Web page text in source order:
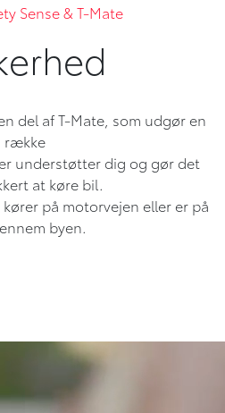
Sense & T-Mate
del af T-Mate, som udgør en
række
understøtter dig og gør det
at køre bil.
på motorvejen eller er på
byen.